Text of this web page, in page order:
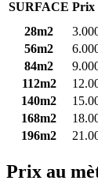
SURFACE Prix
28m2
56m2
84m2
112m2
140m2
168m2
196m2
Prix au